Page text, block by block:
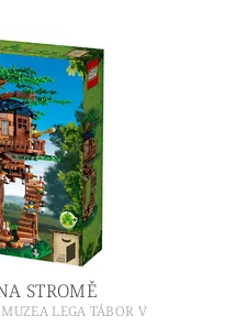
STROMĚ
LEGA TÁBOR V